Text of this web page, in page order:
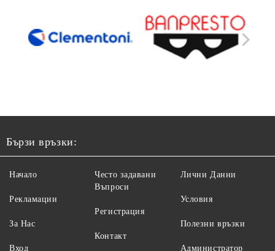
Бързи връзки:
Начало
Рекламации
За Нас
Вход
Често задавани
Въпроси
Регистрация
Контакт
Лични Данни
Условия
Полезни връзки
Администратор